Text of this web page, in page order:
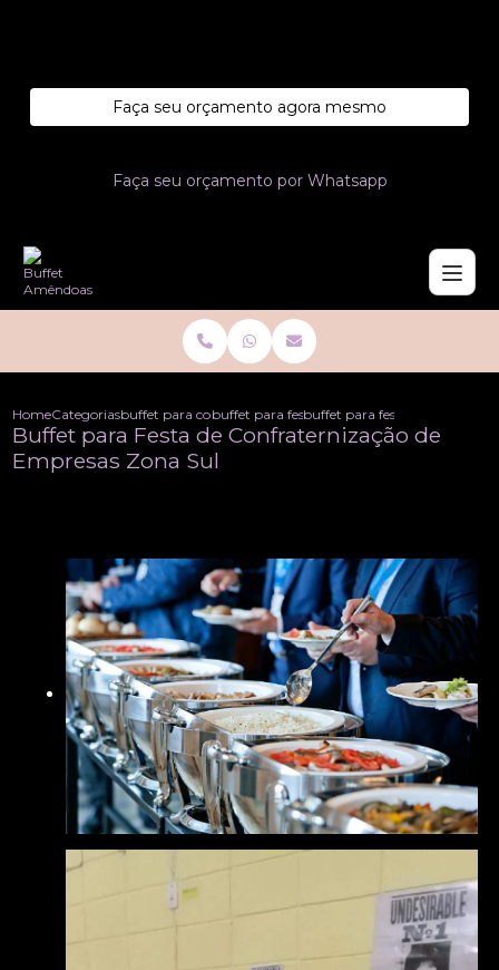
Faça seu orçamento agora mesmo
Faça seu orçamento por Whatsapp
HomeCategoriasbuffet para confraternizacoes
buffet para festa de confraternizacao
buffet para festa de
Buffet para Festa de Confraternização de
Empresas Zona Sul